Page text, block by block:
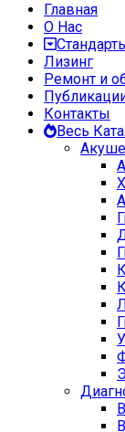
Главная
О Нас
Лизинг
Ремонт и
Контакты
Весь